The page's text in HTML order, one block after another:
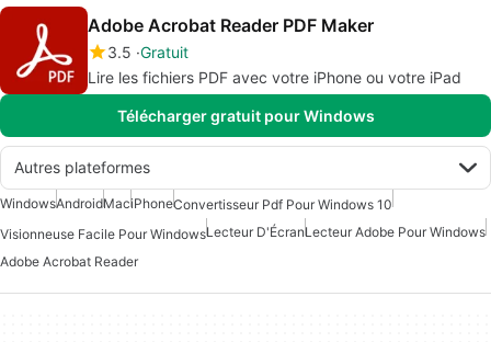
Adobe Acrobat Reader PDF Maker
3.5 Gratuit
Lire les fichiers PDF avec votre iPhone ou votre iPad
Télécharger gratuit pour Windows
Autres plateformes
WindowsAndroidMaciPhoneConvertisseur Pdf Pour Windows 10
Visionneuse Facile Pour WindowsLecteur D'ÉcranLecteur Adobe Pour Windows
Adobe Acrobat Reader